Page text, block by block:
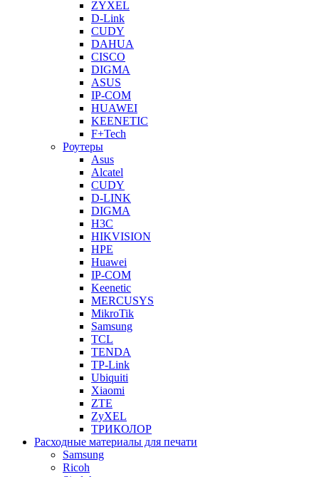
ZYXEL
D-Link
CUDY
DAHUA
CISCO
DIGMA
ASUS
IP-COM
HUAWEI
KEENETIC
F+Tech
Роутеры
Asus
Alcatel
CUDY
D-LINK
DIGMA
H3C
HIKVISION
HPE
Huawei
IP-COM
Keenetic
MERCUSYS
MikroTik
Samsung
TCL
TENDA
TP-Link
Ubiquiti
Xiaomi
ZTE
ZyXEL
ТРИКОЛОР
Расходные материалы для печати
Samsung
Ricoh